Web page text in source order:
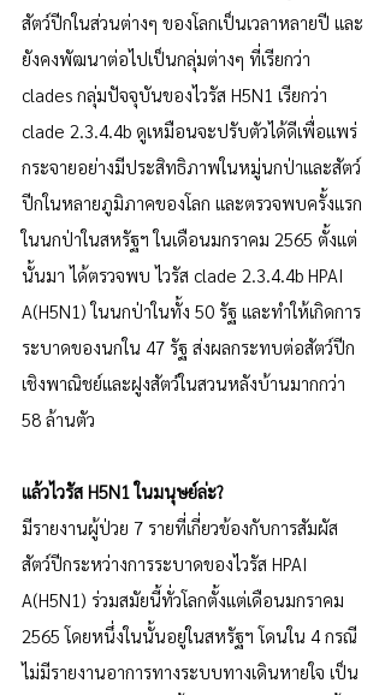
สัตว์ปีกในส่วนต่างๆ ของโลกเป็นเวลาหลายปี และ
ยังคงพัฒนาต่อไปเป็นกลุ่มต่างๆ ที่เรียกว่า
clades กลุ่มปัจจุบันของไวรัส H5N1 เรียกว่า
clade 2.3.4.4b ดูเหมือนจะปรับตัวได้ดีเพื่อแพร่
กระจายอย่างมีประสิทธิภาพในหมู่นกป่าและสัตว์
ปีกในหลายภูมิภาคของโลก และตรวจพบครั้งแรก
ในนกป่าในสหรัฐฯ ในเดือนมกราคม 2565 ตั้งแต่
นั้นมา ได้ตรวจพบ ไวรัส clade 2.3.4.4b HPAI
A(H5N1) ในนกป่าในทั้ง 50 รัฐ และทำให้เกิดการ
ระบาดของนกใน 47 รัฐ ส่งผลกระทบต่อสัตว์ปีก
เชิงพาณิชย์และฝูงสัตว์ในสวนหลังบ้านมากกว่า
58 ล้านตัว
แล้วไวรัส H5N1 ในมนุษย์ล่ะ?
มีรายงานผู้ป่วย 7 รายที่เกี่ยวข้องกับการสัมผัส
สัตว์ปีกระหว่างการระบาดของไวรัส HPAI
A(H5N1) ร่วมสมัยนี้ทั่วโลกตั้งแต่เดือนมกราคม
2565 โดยหนึ่งในนั้นอยู่ในสหรัฐฯ โดนใน 4 กรณี
ไม่มีรายงานอาการทางระบบทางเดินหายใจ เป็น